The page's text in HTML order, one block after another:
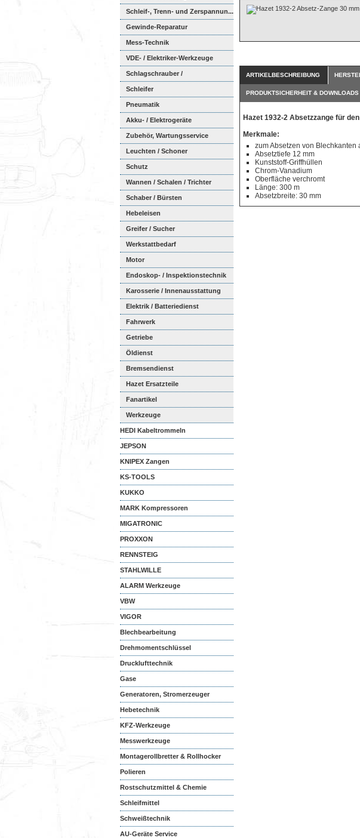
Schleif-, Trenn- und Zerspannun...
Gewinde-Reparatur
Mess-Technik
VDE- / Elektriker-Werkzeuge
Schlagschrauber /
Ratschenschra...
Schleifer
Pneumatik
Akku- / Elektrogeräte
Zubehör, Wartungsservice
Leuchten / Schoner
Schutz
Wannen / Schalen / Trichter
Schaber / Bürsten
Hebeleisen
Greifer / Sucher
Werkstattbedarf
Motor
Endoskop- / Inspektionstechnik
Karosserie / Innenausstattung
Elektrik / Batteriedienst
Fahrwerk
Getriebe
Öldienst
Bremsendienst
Hazet Ersatzteile
Fanartikel
Werkzeuge
HEDI Kabeltrommeln
JEPSON
KNIPEX Zangen
KS-TOOLS
KUKKO
MARK Kompressoren
MIGATRONIC
PROXXON
RENNSTEIG
STAHLWILLE
ALARM Werkzeuge
VBW
VIGOR
Blechbearbeitung
Drehmomentschlüssel
Drucklufttechnik
Gase
Generatoren, Stromerzeuger
Hebetechnik
KFZ-Werkzeuge
Messwerkzeuge
Montagerollbretter & Rollhocker
Polieren
Rostschutzmittel & Chemie
Schleifmittel
Schweißtechnik
AU-Geräte Service
ARTIKELBESCHREIBUNG
PRODUKTSICHERHEIT & DOWNLOADS
Hazet 1932-2 Absetzzange für
Merkmale:
zum Absetzen von Blechkanten
Absetztiefe 12 mm
Kunststoff-Griffhüllen
Chrom-Vanadium
Oberfläche verchromt
Länge: 300 m
Absetzbreite: 30 mm